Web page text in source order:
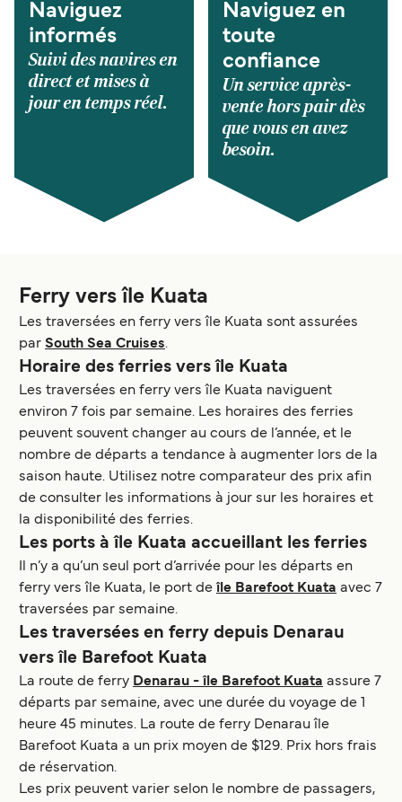
Naviguez
informés
Suivi des navires en
direct et mises à
jour en temps réel.
Naviguez en
toute
confiance
Un service après-
vente hors pair dès
que vous en avez
besoin.
Ferry vers île Kuata
Les traversées en ferry vers île Kuata sont assurées
par South Sea Cruises.
Horaire des ferries vers île Kuata
Les traversées en ferry vers île Kuata naviguent
environ 7 fois par semaine. Les horaires des ferries
peuvent souvent changer au cours de l’année, et le
nombre de départs a tendance à augmenter lors de la
saison haute. Utilisez notre comparateur des prix afin
de consulter les informations à jour sur les horaires et
la disponibilité des ferries.
Les ports à île Kuata accueillant les ferries
Il n’y a qu’un seul port d’arrivée pour les départs en
ferry vers île Kuata, le port deîle Barefoot Kuata avec 7
traversées par semaine.
Les traversées en ferry depuis Denarau
vers île Barefoot Kuata
La route de ferry Denarau - île Barefoot Kuata assure 7
départs par semaine, avec une durée du voyage de 1
heure 45 minutes. La route de ferry Denarau île
Barefoot Kuata a un prix moyen de $129. Prix hors frais
de réservation.
Les prix peuvent varier selon le nombre de passagers,